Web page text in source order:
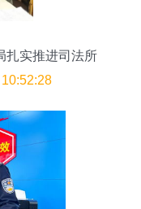
扎实推进司法所